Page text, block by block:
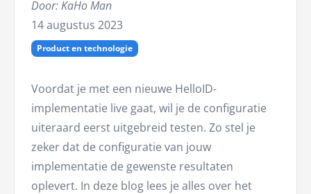
Door: KaHo Man
14 augustus 2023
Product en technologie
Voordat je met een nieuwe HelloID-
implementatie live gaat, wil je de configuratie
uiteraard eerst uitgebreid testen. Zo stel je
zeker dat de configuratie van jouw
implementatie de gewenste resultaten
oplevert. In deze blog lees je alles over het